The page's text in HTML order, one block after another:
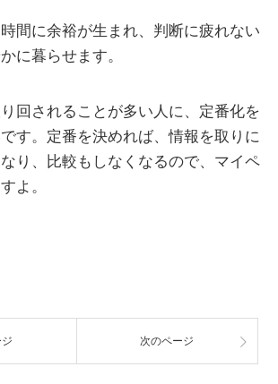
間に余裕が生まれ、判断に疲れない
に暮らせます。
回されることが多い人に、定番化を
す。定番を決めれば、情報を取りに
り、比較もしなくなるので、マイペ
よ。
次のページ